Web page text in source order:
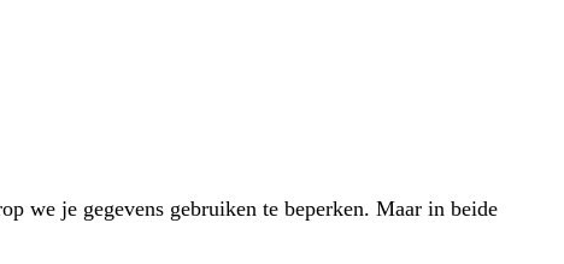
we je gegevens gebruiken te beperken. Maar in beide